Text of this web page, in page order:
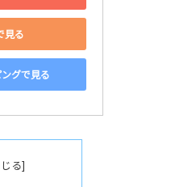
見る
グで見る